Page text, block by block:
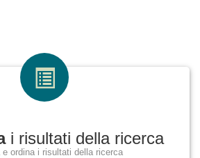
i risultati della ricerca
e ordina i risultati della ricerca